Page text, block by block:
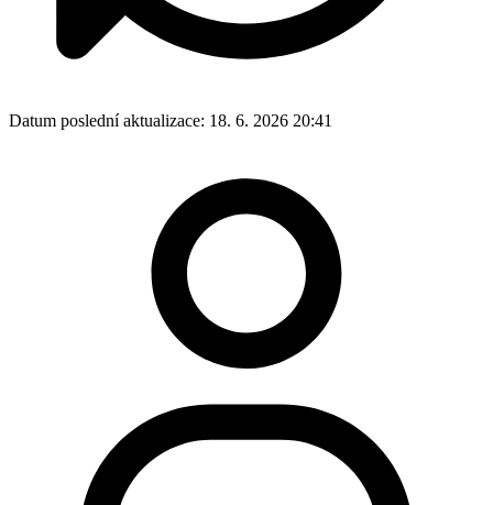
Datum poslední aktualizace: 18. 6. 2026 20:41